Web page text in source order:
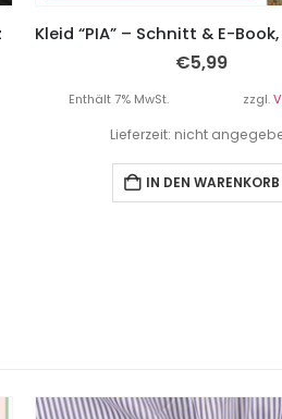
€5,99
Enthält 7% MwSt. zzgl.
Lieferzeit: nicht
IN DEN WARENKORB